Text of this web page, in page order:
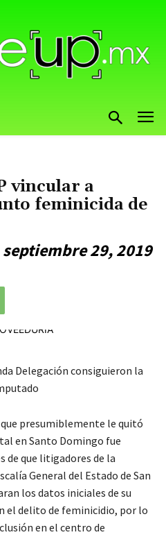
vincular a
feminicida de
septiembre 29, 2019
Delegación consiguieron la
que presumiblemente le quitó
en Santo Domingo fue
de que litigadores de la
General del Estado de San
los datos iniciales de su
el delito de feminicidio, por lo
en el centro de